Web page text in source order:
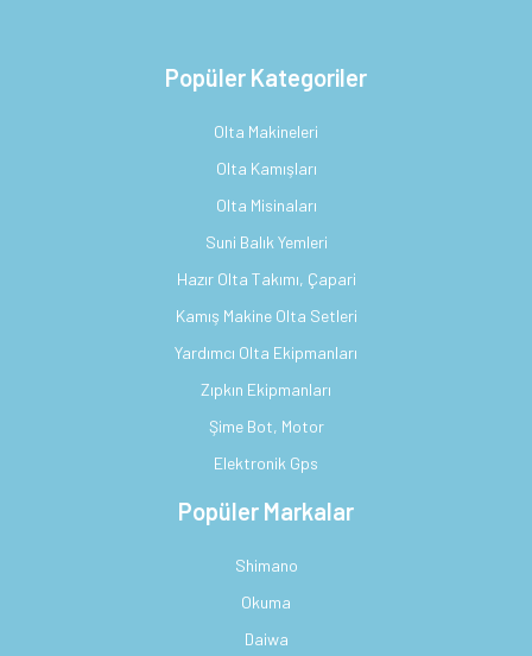
Popüler Kategoriler
Olta Makineleri
Olta Kamışları
Olta Misinaları
Suni Balık Yemleri
Hazır Olta Takımı, Çapari
Kamış Makine Olta Setleri
Yardımcı Olta Ekipmanları
Zıpkın Ekipmanları
Şime Bot, Motor
Elektronik Gps
Popüler Markalar
Shimano
Okuma
Daiwa